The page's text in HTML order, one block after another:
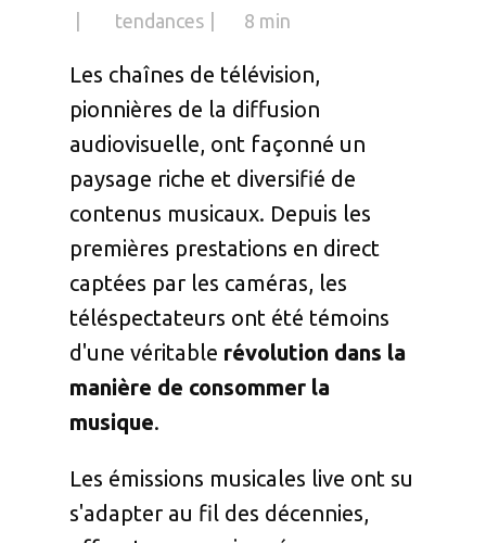
tendances
8 min
Les chaînes de télévision,
pionnières de la diffusion
audiovisuelle, ont façonné un
paysage riche et diversifié de
contenus musicaux. Depuis les
premières prestations en direct
captées par les caméras, les
téléspectateurs ont été témoins
d'une véritable révolution dans la
manière de consommer la
musique.
Les émissions musicales live ont su
s'adapter au fil des décennies,